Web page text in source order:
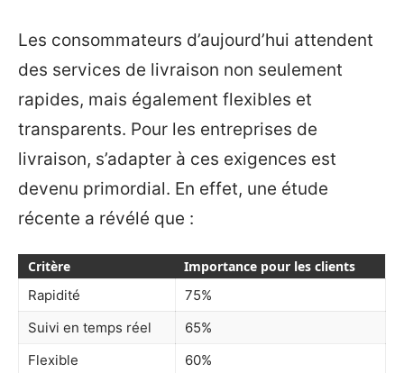
Les consommateurs d’aujourd’hui attendent
des services de livraison non seulement
rapides, mais également flexibles et
transparents. Pour les entreprises de
livraison, s’adapter à ces exigences est
devenu primordial. En effet, une étude
récente a révélé que :
Critère
Importance pour les clients
Rapidité
75%
Suivi en temps réel
65%
Flexible
60%